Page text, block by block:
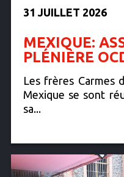
31 JUILLET 2026
MEXIQUE:
PLÉNIÈRE
Les frères Carmes
Mexique se sont
sa...